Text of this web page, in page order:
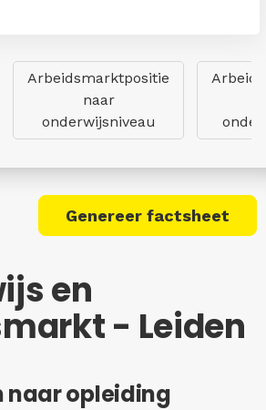
Arbeidsmarktpositie
naar
onderwijsniveau
Genereer factsheet
en
- Leiden
naar opleiding